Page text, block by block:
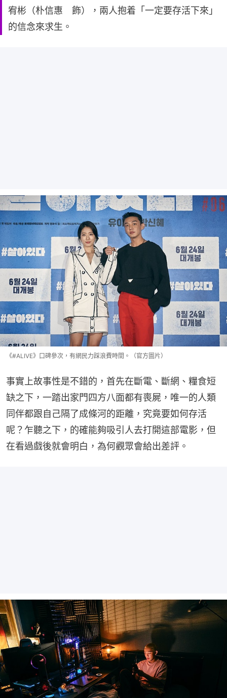
宥彬（朴信惠 飾），兩人抱着「一定要存活下來」
的信念來求生。
《#ALIVE》口碑參次，有網民力踩浪費時間。（官方圖片）
事實上故事性是不錯的，首先在斷電、斷網、糧食短
缺之下，一踏出家門四方八面都有喪屍，唯一的人類
同伴都跟自己隔了成條河的距離，究竟要如何存活
呢？乍聽之下，的確能夠吸引人去打開這部電影，但
在看過戲後就會明白，為何觀眾會給出差評。